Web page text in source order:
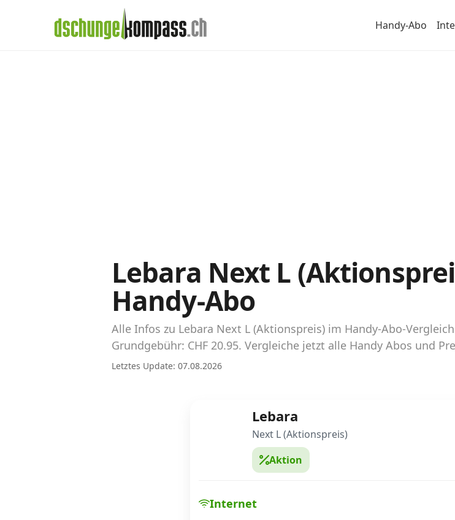
Handy-Abo
Daten-Abos vergleichen
Abos für Tablets, Hotspots und Smart
Tarifrechner Handy-Abo
Der gute alte Tarifrechner im neuen Design
Lebara Next L
Handy-Abo
Alle Infos zu Lebara Next L (Aktionspreis) im Handy-Abo-
Grundgebühr: CHF 20.95. Vergleiche jetzt alle Handy Abos und
Letztes Update: 07.08.2026
Lebara
Next L (Aktionspreis)
Aktion
Internet